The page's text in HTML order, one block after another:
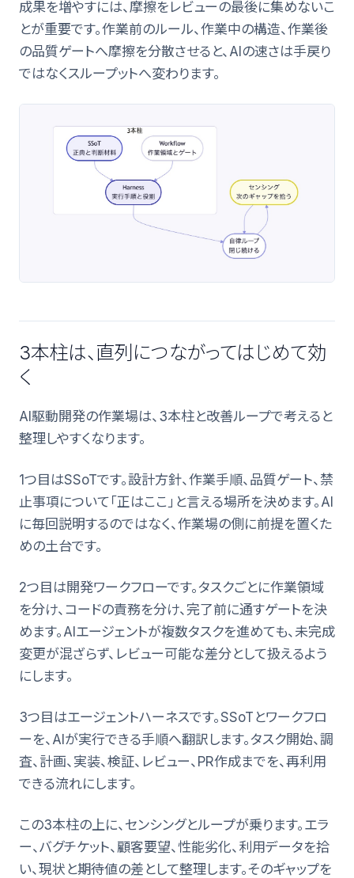
成果を増やすには、摩擦をレビューの最後に集めないこ
とが重要です。作業前のルール、作業中の構造、作業後
の品質ゲートへ摩擦を分散させると、AIの速さは手戻り
ではなくスループットへ変わります。
3本柱は、直列につながってはじめて効
く
AI駆動開発の作業場は、3本柱と改善ループで考えると
整理しやすくなります。
1つ目はSSoTです。設計方針、作業手順、品質ゲート、禁
止事項について「正はここ」と言える場所を決めます。AI
に毎回説明するのではなく、作業場の側に前提を置くた
めの土台です。
2つ目は開発ワークフローです。タスクごとに作業領域
を分け、コードの責務を分け、完了前に通すゲートを決
めます。AIエージェントが複数タスクを進めても、未完成
変更が混ざらず、レビュー可能な差分として扱えるよう
にします。
3つ目はエージェントハーネスです。SSoTとワークフロ
ーを、AIが実行できる手順へ翻訳します。タスク開始、調
査、計画、実装、検証、レビュー、PR作成までを、再利用
できる流れにします。
この3本柱の上に、センシングとループが乗ります。エラ
ー、バグチケット、顧客要望、性能劣化、利用データを拾
い、現状と期待値の差として整理します。そのギャップを